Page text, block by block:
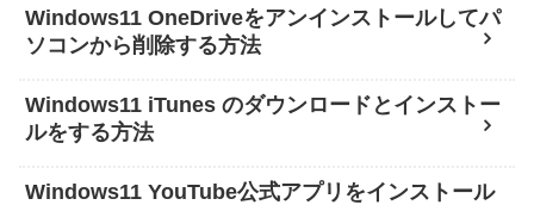
Windows11 OneDriveをアンインストールしてパ
ソコンから削除する方法
Windows11 iTunes のダウンロードとインストー
ルをする方法
Windows11 YouTube公式アプリをインストール